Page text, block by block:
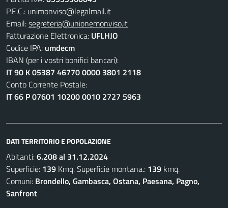
P.E.C.: unimonviso@legalmail.it
Email:segreteria@unionemonviso.it
Fatturazione Elettronica: UFLHJO
Codice IPA: umdecm
IBAN (per i vostri bonifici bancari):
IT 90 K 05387 46770 0000 3801 2118
Conto Corrente Postale:
IT 66 P 07601 10200 0010 2727 5963
DATI TERRITORIO E POPOLAZIONE
Abitanti:6.208 al 31.12.2024
Superficie: 139 Kmq. Superficie montana.: 139 kmq.
Comuni: Brondello, Gambasca, Ostana, Paesana, Pagno,
Sanfront